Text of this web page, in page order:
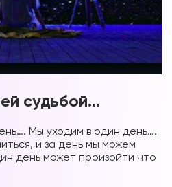
судьбой…
Мы уходим в один день….
и за день мы можем
день может произойти что